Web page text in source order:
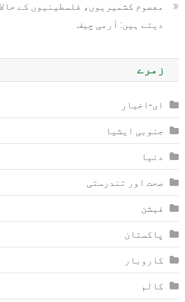
معصوم کشمیریوں، فلسطینیوں کے
دیتے ہیں: آرمی چیف
زمرے
ای-اخبار
جنوبی ایشیا
دنیا
صحت اور تندرستی
فیشن
پاکستان
کاروبار
کالم